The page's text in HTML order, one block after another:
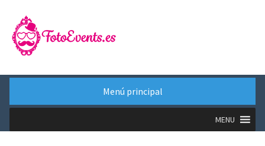
contenido
Menú principal
MENU